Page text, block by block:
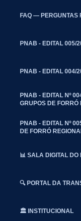
FAQ — PERGUNTAS
PNAB - EDITAL 005/
PNAB - EDITAL 004/
PNAB - EDITAL Nº
GRUPOS DE
PNAB - EDITAL Nº
DE FORRÓ
📊 SALA DIGITAL DO
🔍 PORTAL DA
🏛️ INSTITUCIONAL